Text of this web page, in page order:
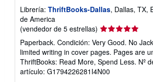
Librería: ThriftBooks-Dallas, Dallas, TX,
de America
(vendedor de 5 estrellas) Calificación
vendedor:
5
de
5
Paperback. Condición: Very Good. No
limited writing in cover pages. Pages are
ThriftBooks: Read More, Spend Less. Nº
artículo: G1794226281I4N00